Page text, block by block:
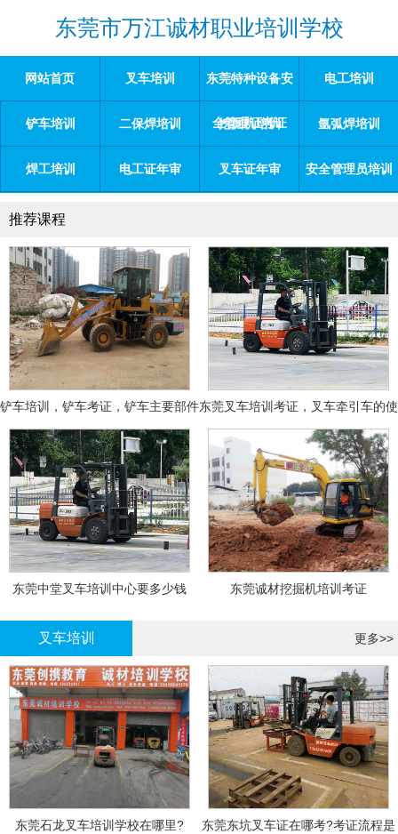
东莞市万江诚材职业培训学校
网站首页 叉车培训 东莞特种设备安
全管理证考证
电工培训
铲车培训 二保焊培训 挖掘机培训 氩弧焊培训
焊工培训 电工证年审 叉车证年审 安全管理员培训
推荐课程
铲车培训，铲车考证，铲车主要部件东莞叉车培训考证，叉车牵引车的使
用和操作
东莞中堂叉车培训中心要多少钱 东莞诚材挖掘机培训考证
叉车培训 更多>>
东莞石龙叉车培训学校在哪里?
东莞东坑叉车证在哪考?考证流程是